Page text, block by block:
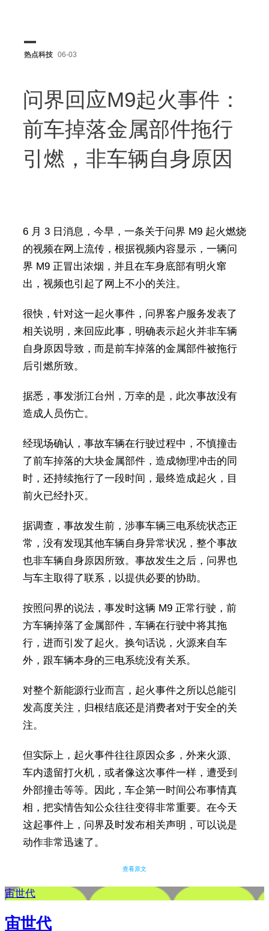
热点科技 06-03
问界回应M9起火事件：
前车掉落金属部件拖行
引燃，非车辆自身原因
6 月 3 日消息，今早，一条关于问界 M9 起火燃烧
的视频在网上流传，根据视频内容显示，一辆问
界 M9 正冒出浓烟，并且在车身底部有明火窜
出，视频也引起了网上不小的关注。
很快，针对这一起火事件，问界客户服务发表了
相关说明，来回应此事，明确表示起火并非车辆
自身原因导致，而是前车掉落的金属部件被拖行
后引燃所致。
据悉，事发浙江台州，万幸的是，此次事故没有
造成人员伤亡。
经现场确认，事故车辆在行驶过程中，不慎撞击
了前车掉落的大块金属部件，造成物理冲击的同
时，还持续拖行了一段时间，最终造成起火，目
前火已经扑灭。
据调查，事故发生前，涉事车辆三电系统状态正
常，没有发现其他车辆自身异常状况，整个事故
也非车辆自身原因所致。事故发生之后，问界也
与车主取得了联系，以提供必要的协助。
按照问界的说法，事发时这辆 M9 正常行驶，前
方车辆掉落了金属部件，车辆在行驶中将其拖
行，进而引发了起火。换句话说，火源来自车
外，跟车辆本身的三电系统没有关系。
对整个新能源行业而言，起火事件之所以总能引
发高度关注，归根结底还是消费者对于安全的关
注。
但实际上，起火事件往往原因众多，外来火源、
车内遗留打火机，或者像这次事件一样，遭受到
外部撞击等等。因此，车企第一时间公布事情真
相，把实情告知公众往往变得非常重要。在今天
这起事件上，问界及时发布相关声明，可以说是
动作非常迅速了。
查看原文
宙世代
宙世代